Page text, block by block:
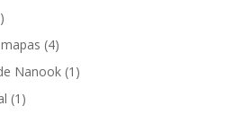
(4)
Nanook(1)
(1)